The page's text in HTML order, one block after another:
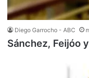
Diego Garrocho - ABC
Sánchez, Feijóo